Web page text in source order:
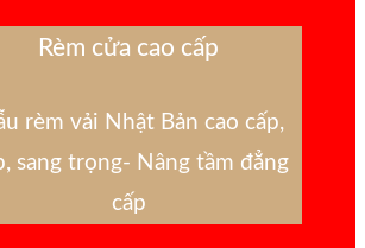
Rèm cửa cao cấp
rèm vải Nhật Bản cao cấp,
sang trọng- Nâng tầm đẳng
cấp